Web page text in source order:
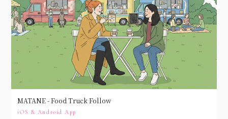
MATANE - Food Truck Follow
iOS & Android App